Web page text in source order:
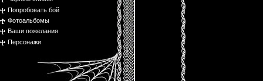
Попробовать бой
Фотоальбомы
Ваши пожелания
Персонажи